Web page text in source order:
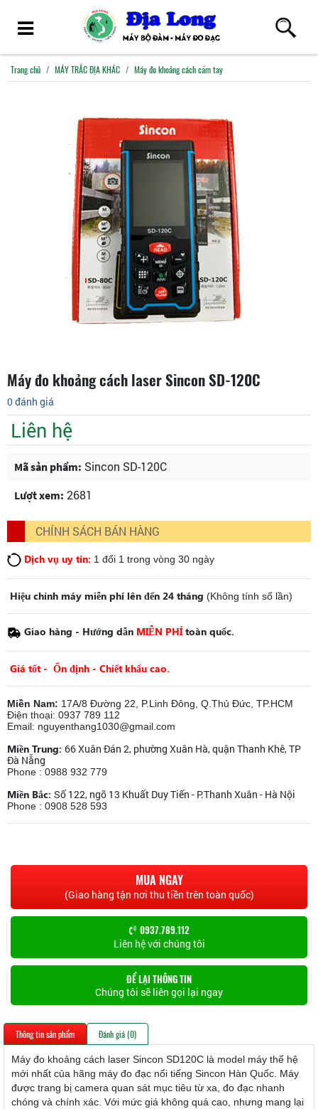
Trang chủ MÁY TRẮC ĐỊA KHÁC Máy đo khoảng cách cầm tay
Máy đo khoảng cách laser Sincon SD-120C
0 đánh giá
Liên hệ
Mã sản phẩm: Sincon SD-120C
Lượt xem: 2681
CHÍNH SÁCH BÁN HÀNG
Dịch vụ uy tín: 1 đổi 1 trong vòng 30 ngày
Hiệu chỉnh máy miễn phí lên đến 24 tháng (Không tính số lần)
Giao hàng - Hướng dẫn MIỄN PHÍtoàn quốc.
Giá tốt - Ổn định - Chiết khấu cao.
Miền Nam: 17A/8 Đường 22, P.Linh Đông, Q.Thủ Đức, TP.HCM
Điện thoại: 0937 789 112
Email: nguyenthang1030@gmail.com
Miền Trung: 66 Xuân Đán 2, phường Xuân Hà, quận Thanh Khê, TP
Đà Nẵng
Phone : 0988 932 779
Miền Bắc: Số 122, ngõ 13 Khuất Duy Tiến - P.Thanh Xuân - Hà Nội
Phone : 0908 528 593
MUA NGAY
(Giao hàng tận nơi thu tiền trên toàn quốc)
0937.789.112
Liên hệ với chúng tôi
ĐỂ LẠI THÔNG TIN
Chúng tôi sẽ liên gọi lại ngay
Thông tin sản phẩm Đánh giá (0)
Máy đo khoảng cách laser Sincon SD120C là model máy thế hệ
mới nhất của hãng máy đo đạc nổi tiếng Sincon Hàn Quốc. Máy
được trang bị camera quan sát mục tiêu từ xa, đo đạc nhanh
chóng và chính xác. Với mức giá không quá cao, nhưng mang lại